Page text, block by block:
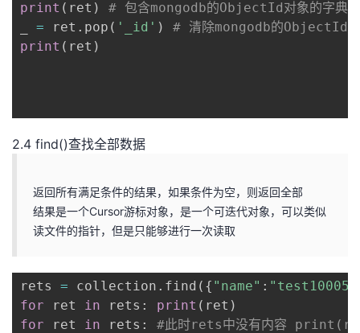
print ( ret )
# 包含mongodb的ObjectId对象的字典
= ret . pop ( '_id' )
# 清除mongodb的ObjectId
print ( ret )
2.4 find()查找全部数据
返回所有满足条件的结果，如果条件为空，则返回全部
结果是一个Cursor游标对象，是一个可迭代对象，可以类似
读文件的指针，但是只能够进行一次读取
rets = collection . find ( { "name" : "test10005"
for ret in rets : print ( ret )
for ret in rets : #此时rets中没有内容